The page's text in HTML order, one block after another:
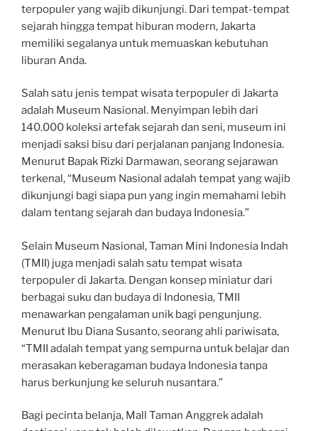
terpopuler yang wajib dikunjungi. Dari tempat-tempat
sejarah hingga tempat hiburan modern, Jakarta
memiliki segalanya untuk memuaskan kebutuhan
liburan Anda.
Salah satu jenis tempat wisata terpopuler di Jakarta
adalah Museum Nasional. Menyimpan lebih dari
140.000 koleksi artefak sejarah dan seni, museum ini
menjadi saksi bisu dari perjalanan panjang Indonesia.
Menurut Bapak Rizki Darmawan, seorang sejarawan
terkenal, “Museum Nasional adalah tempat yang wajib
dikunjungi bagi siapa pun yang ingin memahami lebih
dalam tentang sejarah dan budaya Indonesia.”
Selain Museum Nasional, Taman Mini Indonesia Indah
(TMII) juga menjadi salah satu tempat wisata
terpopuler di Jakarta. Dengan konsep miniatur dari
berbagai suku dan budaya di Indonesia, TMII
menawarkan pengalaman unik bagi pengunjung.
Menurut Ibu Diana Susanto, seorang ahli pariwisata,
“TMII adalah tempat yang sempurna untuk belajar dan
merasakan keberagaman budaya Indonesia tanpa
harus berkunjung ke seluruh nusantara.”
Bagi pecinta belanja, Mall Taman Anggrek adalah